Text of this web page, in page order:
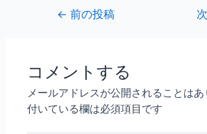
← 前の投稿
コメントする
メールアドレスが公開されることはあ
付いている欄は必須項目です